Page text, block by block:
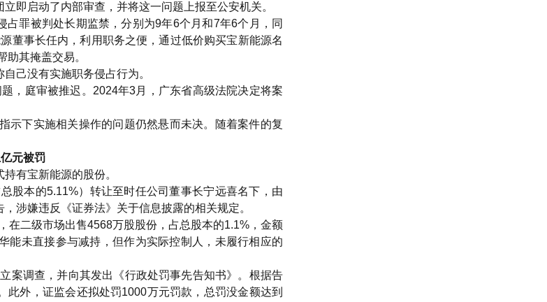
即启动了内部审查，并将这一问题上报至公安机关。
罪被判处长期监禁，分别为9年6个月和7年6个月，同
董事长任内，利用职务之便，通过低价购买宝新能源名
其掩盖交易。
己没有实施职务侵占行为。
，庭审被推迟。2024年3月，广东省高级法院决定将案
示下实施相关操作的问题仍然悬而未决。随着案件的复
元被罚
有宝新能源的股份。
股本的5.11%）转让至时任公司董事长宁远喜名下，由
涉嫌违反《证券法》关于信息披露的相关规定。
在二级市场出售4568万股股份，占总股本的1.1%，金额
能未直接参与减持，但作为实际控制人，未履行相应的
案调查，并向其发出《行政处罚事先告知书》。根据告
外，证监会还拟处罚1000万元罚款，总罚没金额达到